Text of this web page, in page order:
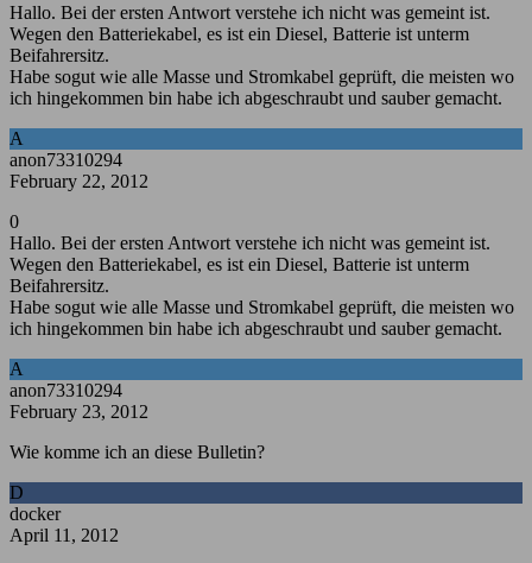
Hallo. Bei der ersten Antwort verstehe ich nicht was gemeint ist.
Wegen den Batteriekabel, es ist ein Diesel, Batterie ist unterm
Beifahrersitz.
Habe sogut wie alle Masse und Stromkabel geprüft, die meisten wo
ich hingekommen bin habe ich abgeschraubt und sauber gemacht.
A
anon73310294
February 22, 2012
0
Hallo. Bei der ersten Antwort verstehe ich nicht was gemeint ist.
Wegen den Batteriekabel, es ist ein Diesel, Batterie ist unterm
Beifahrersitz.
Habe sogut wie alle Masse und Stromkabel geprüft, die meisten wo
ich hingekommen bin habe ich abgeschraubt und sauber gemacht.
A
anon73310294
February 23, 2012
Wie komme ich an diese Bulletin?
D
docker
April 11, 2012